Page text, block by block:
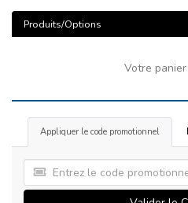
Produits/Options
Votre
Appliquer le code promotionnel